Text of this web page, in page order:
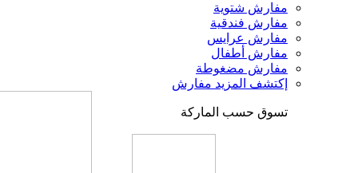
مفارش شتوية
مفارش فندقية
مفارش عرايس
مفارش أطفال
مفارش مضغوطة
إكتشف المزيد مفارش
تسوق حسب الماركة